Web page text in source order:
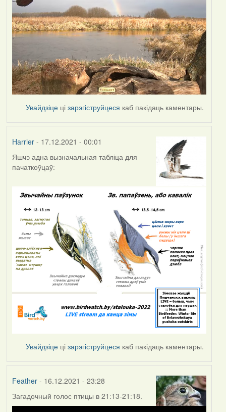
Увайдзіце цізарэгіструйцеся каб пакідаць каментары.
Harrier- 17.12.2021 - 00:01
Яшчэ адна вызначальная табліца для
пачаткоўцаў:
Увайдзіце цізарэгіструйцеся каб пакідаць каментары.
Feather- 16.12.2021 - 23:28
Загадочный голос птицы в 21:13-21:18.